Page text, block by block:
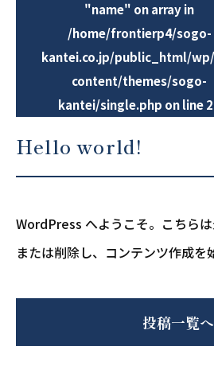
"name" on array in
/home/frontierp4/sogo-
kantei.co.jp/public_html/
content/themes/sogo-
kantei/single.php on line
Hello world!
WordPress へようこそ。こちら
または削除し、コンテンツ作成を
投稿一覧へ